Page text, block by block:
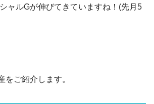
ャルGが伸びてきていますね！(先月5
をご紹介します。